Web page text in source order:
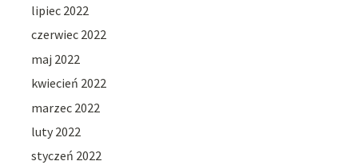
lipiec 2022
czerwiec 2022
maj 2022
kwiecień 2022
marzec 2022
luty 2022
styczeń 2022